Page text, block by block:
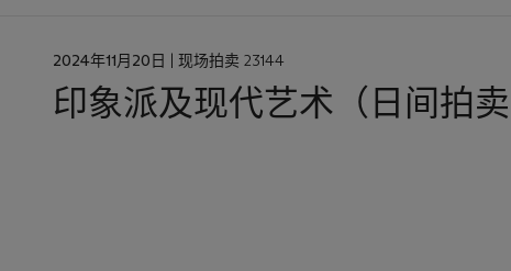
日
2024年11月20日 | 现场拍卖 23144
印象派及现代艺术（日间拍卖